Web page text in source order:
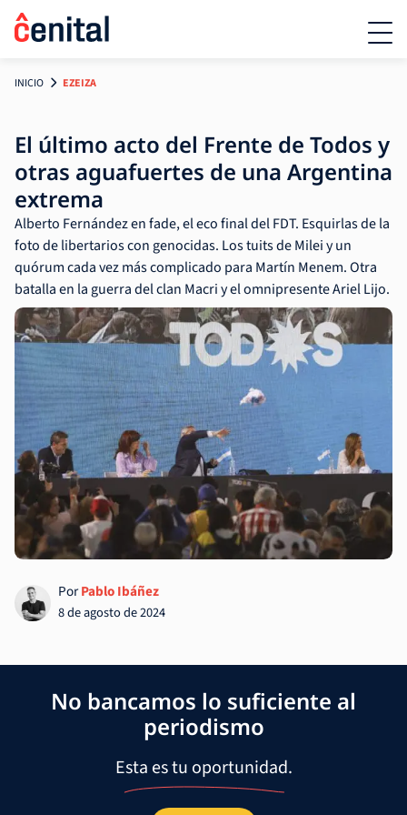
INICIO EZEIZA
El último acto del Frente de Todos y
otras aguafuertes de una Argentina
extrema
Alberto Fernández en fade, el eco final del FDT. Esquirlas de la
foto de libertarios con genocidas. Los tuits de Milei y un
quórum cada vez más complicado para Martín Menem. Otra
batalla en la guerra del clan Macri y el omnipresente Ariel Lijo.
PorPablo Ibáñez
8 de agosto de 2024
No bancamos lo suficiente al
periodismo
Esta es tu oportunidad.